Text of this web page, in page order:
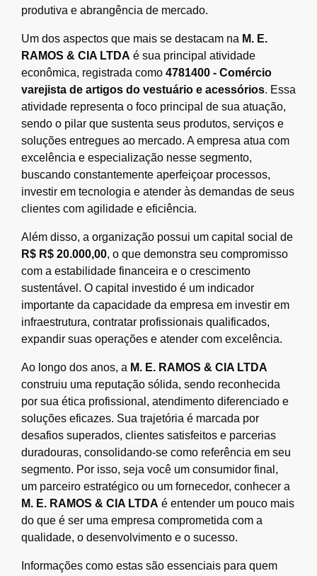
produtiva e abrangência de mercado.
Um dos aspectos que mais se destacam na M. E.
RAMOS & CIA LTDA é sua principal atividade
econômica, registrada como 4781400 - Comércio
varejista de artigos do vestuário e acessórios. Essa
atividade representa o foco principal de sua atuação,
sendo o pilar que sustenta seus produtos, serviços e
soluções entregues ao mercado. A empresa atua com
excelência e especialização nesse segmento,
buscando constantemente aperfeiçoar processos,
investir em tecnologia e atender às demandas de seus
clientes com agilidade e eficiência.
Além disso, a organização possui um capital social de
R$ R$ 20.000,00, o que demonstra seu compromisso
com a estabilidade financeira e o crescimento
sustentável. O capital investido é um indicador
importante da capacidade da empresa em investir em
infraestrutura, contratar profissionais qualificados,
expandir suas operações e atender com excelência.
Ao longo dos anos, a M. E. RAMOS & CIA LTDA
construiu uma reputação sólida, sendo reconhecida
por sua ética profissional, atendimento diferenciado e
soluções eficazes. Sua trajetória é marcada por
desafios superados, clientes satisfeitos e parcerias
duradouras, consolidando-se como referência em seu
segmento. Por isso, seja você um consumidor final,
um parceiro estratégico ou um fornecedor, conhecer a
M. E. RAMOS & CIA LTDA é entender um pouco mais
do que é ser uma empresa comprometida com a
qualidade, o desenvolvimento e o sucesso.
Informações como estas são essenciais para quem